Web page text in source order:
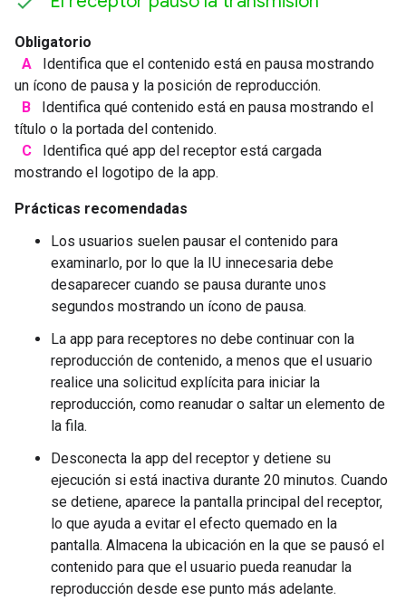
Obligatorio
A
Identifica que el contenido está en pausa mostrando
un ícono de pausa y la posición de reproducción.
B
Identifica qué contenido está en pausa mostrando el
título o la portada del contenido.
C
Identifica qué app del receptor está cargada
mostrando el logotipo de la app.
Prácticas recomendadas
Los usuarios suelen pausar el contenido para
examinarlo, por lo que la IU innecesaria debe
desaparecer cuando se pausa durante unos
segundos mostrando un ícono de pausa.
La app para receptores no debe continuar con la
reproducción de contenido, a menos que el usuario
realice una solicitud explícita para iniciar la
reproducción, como reanudar o saltar un elemento de
la fila.
Desconecta la app del receptor y detiene su
ejecución si está inactiva durante 20 minutos. Cuando
se detiene, aparece la pantalla principal del receptor,
lo que ayuda a evitar el efecto quemado en la
pantalla. Almacena la ubicación en la que se pausó el
contenido para que el usuario pueda reanudar la
reproducción desde ese punto más adelante.